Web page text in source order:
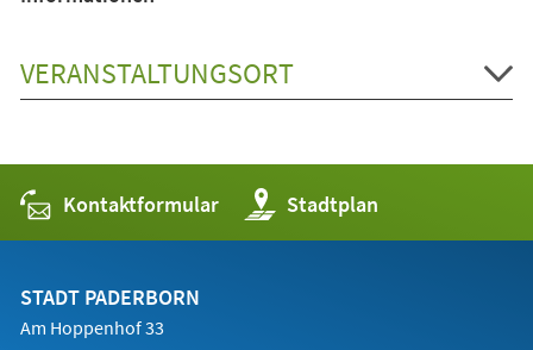
VERANSTALTUNGSORT
Kontaktformular Stadtplan
(Öffnet
in
einem
STADT PADERBORN
Am Hoppenhof 33